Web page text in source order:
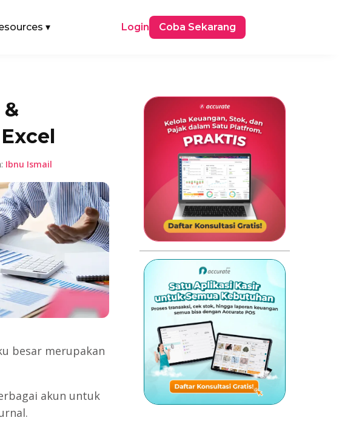
▾ Login Coba Sekarang
Ibnu Ismail
besar merupakan
akun untuk